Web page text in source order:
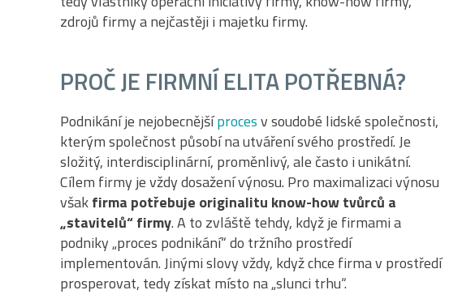
zdrojů firmy a nejčastěji i majetku firmy.
PROČ JE FIRMNÍ ELITA POTŘEBNÁ?
Podnikání je nejobecnějšíprocesv soudobé lidské společnosti,
kterým společnost působí na utváření svého prostředí. Je
složitý, interdisciplinární, proměnlivý, ale často i unikátní.
Cílem firmy je vždy dosažení výnosu. Pro maximalizaci výnosu
všakfirma potřebuje originalitu know-how tvůrců a
„stavitelů“ firmy. A to zvláště tehdy, když je firmami a
podniky „proces podnikání“ do tržního prostředí
implementován. Jinými slovy vždy, když chce firma v prostředí
prosperovat, tedy získat místo na „slunci trhu“.